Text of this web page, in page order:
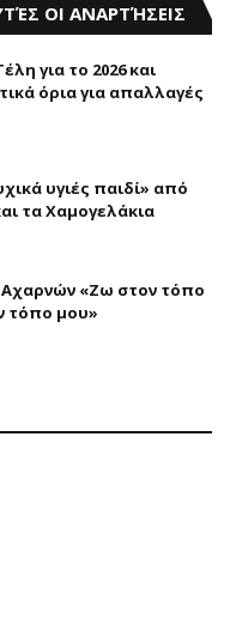
ΟΙ ΑΝΑΡΤΉΣΕΙΣ
για το 2026 και
όρια για απαλλαγές
υγιές παιδί» από
τα Χαμογελάκια
«Ζω στον τόπο
τόπο μου»